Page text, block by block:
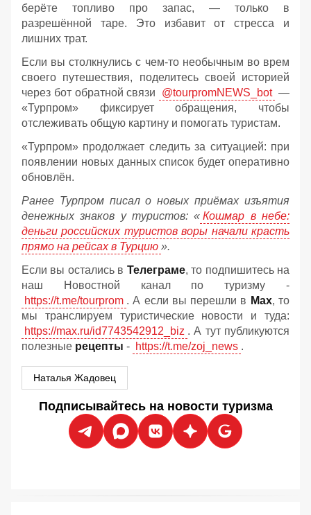
берёте топливо про запас, — только в
разрешённой таре. Это избавит от стресса и
лишних трат.
Если вы столкнулись с чем-то необычным во врем
своего путешествия, поделитесь своей историей
через бот обратной связи
@tourpromNEWS_bot —
«Турпром» фиксирует обращения, чтобы
отслеживать общую картину и помогать туристам.
«Турпром» продолжает следить за ситуацией: при
появлении новых данных список будет оперативно
обновлён.
Ранее Турпром писал о новых приёмах изъятия
денежных знаков у туристов: « Кошмар в небе:
деньги российских туристов воры начали красть
прямо на рейсах в Турцию ».
Если вы остались в Телеграме, то подпишитесь на
наш Новостной канал по туризму -
https://t.me/tourprom . А если вы перешли в Мах, то
мы транслируем туристические новости и туда:
https://max.ru/id7743542912_biz . А тут публикуются
полезные рецепты - https://t.me/zoj_news .
Наталья Жадовец
Подписывайтесь на новости туризма